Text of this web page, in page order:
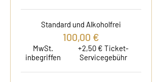
Standard und Alkoholfrei
100,00 €
MwSt.
inbegriffen
+2,50 € Ticket-
Servicegebühr